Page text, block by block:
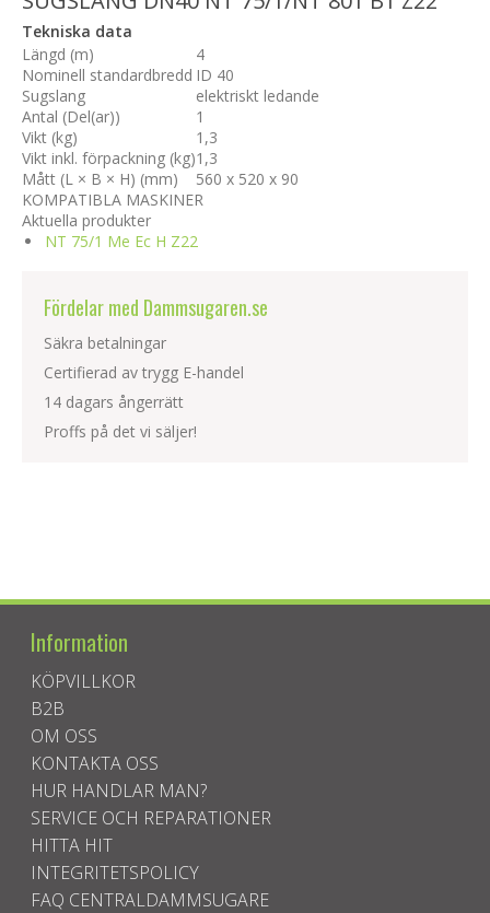
Tekniska data
Längd (m)
4
Nominell standardbredd ID 40
Sugslang
elektriskt ledande
Antal (Del(ar))
1
Vikt (kg)
1,3
Vikt inkl. förpackning (kg)1,3
Mått (L × B × H) (mm)
560 x 520 x 90
KOMPATIBLA MASKINER
Aktuella produkter
NT 75/1 Me Ec H Z22
Fördelar med Dammsugaren.se
Säkra betalningar
Certifierad av trygg E-handel
14 dagars ångerrätt
Proffs på det vi säljer!
Information
KÖPVILLKOR
B2B
OM OSS
KONTAKTA OSS
HUR HANDLAR MAN?
SERVICE OCH REPARATIONER
HITTA HIT
INTEGRITETSPOLICY
FAQ CENTRALDAMMSUGARE